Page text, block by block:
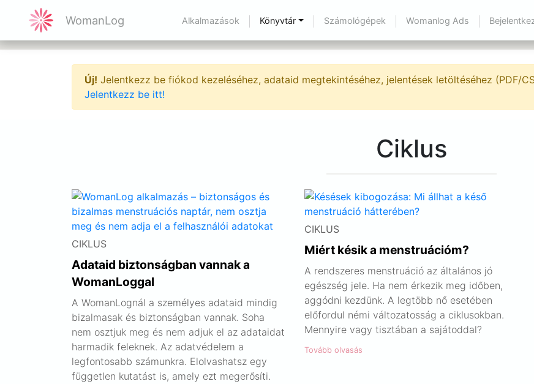
WomanLog Alkalmazások Könyvtár Számológépek Womanlog Ads
Új! Jelentkezz be fiókod kezeléséhez, adataid megtekintéséhez, jelentések letöltéséhez (PDF/
Jelentkezz be itt!
Ciklus
CIKLUS
Adataid biztonságban vannak a
WomanLoggal
A WomanLognál a személyes adataid mindig
bizalmasak és biztonságban vannak. Soha
nem osztjuk meg és nem adjuk el az adataidat
harmadik feleknek. Az adatvédelem a
legfontosabb számunkra. Elolvashatsz egy
független kutatást is, amely ezt megerősíti.
CIKLUS
Miért késik a menstruációm?
A rendszeres menstruáció az általános jó
egészség jele. Ha nem érkezik meg időben,
aggódni kezdünk. A legtöbb nő esetében
előfordul némi változatosság a ciklusokban.
Mennyire vagy tisztában a sajátoddal?
Tovább olvasás